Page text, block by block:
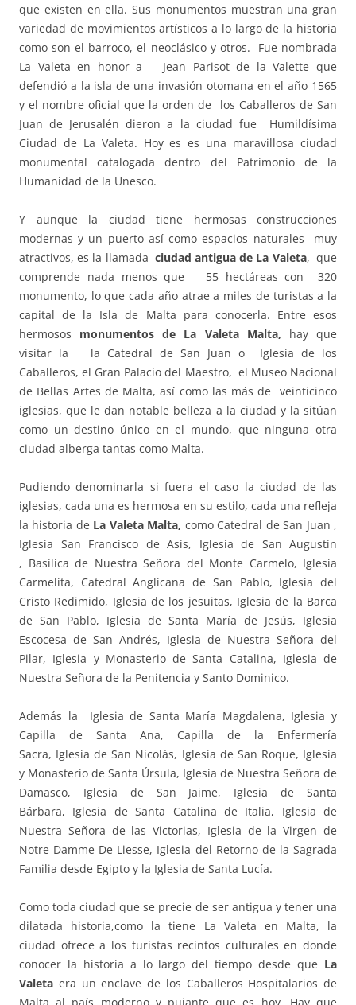
que existen en ella. Sus monumentos muestran una gran
variedad de movimientos artísticos a lo largo de la historia
como son el barroco, el neoclásico y otros. Fue nombrada
La Valeta en honor a Jean Parisot de la Valette que
defendió a la isla de una invasión otomana en el año 1565
y el nombre oficial que la orden de los Caballeros de San
Juan de Jerusalén dieron a la ciudad fue Humildísima
Ciudad de La Valeta. Hoy es es una maravillosa ciudad
monumental catalogada dentro del Patrimonio de la
Humanidad de la Unesco.
Y aunque la ciudad tiene hermosas construcciones
modernas y un puerto así como espacios naturales muy
atractivos, es la llamada ciudad antigua de La Valeta, que
comprende nada menos que 55 hectáreas con 320
monumento, lo que cada año atrae a miles de turistas a la
capital de la Isla de Malta para conocerla. Entre esos
hermosos monumentos de La Valeta Malta, hay que
visitar la la Catedral de San Juan o Iglesia de los
Caballeros, el Gran Palacio del Maestro, el Museo Nacional
de Bellas Artes de Malta, así como las más de veinticinco
iglesias, que le dan notable belleza a la ciudad y la sitúan
como un destino único en el mundo, que ninguna otra
ciudad alberga tantas como Malta.
Pudiendo denominarla si fuera el caso la ciudad de las
iglesias, cada una es hermosa en su estilo, cada una refleja
la historia de La Valeta Malta, como Catedral de San Juan ,
Iglesia San Francisco de Asís, Iglesia de San Augustín
, Basílica de Nuestra Señora del Monte Carmelo, Iglesia
Carmelita, Catedral Anglicana de San Pablo, Iglesia del
Cristo Redimido, Iglesia de los jesuitas, Iglesia de la Barca
de San Pablo, Iglesia de Santa María de Jesús, Iglesia
Escocesa de San Andrés, Iglesia de Nuestra Señora del
Pilar, Iglesia y Monasterio de Santa Catalina, Iglesia de
Nuestra Señora de la Penitencia y Santo Dominico.
Además la Iglesia de Santa María Magdalena, Iglesia y
Capilla de Santa Ana, Capilla de la Enfermería
Sacra, Iglesia de San Nicolás, Iglesia de San Roque, Iglesia
y Monasterio de Santa Úrsula, Iglesia de Nuestra Señora de
Damasco, Iglesia de San Jaime, Iglesia de Santa
Bárbara, Iglesia de Santa Catalina de Italia, Iglesia de
Nuestra Señora de las Victorias, Iglesia de la Virgen de
Notre Damme De Liesse, Iglesia del Retorno de la Sagrada
Familia desde Egipto y la Iglesia de Santa Lucía.
Como toda ciudad que se precie de ser antigua y tener una
dilatada historia,como la tiene La Valeta en Malta, la
ciudad ofrece a los turistas recintos culturales en donde
conocer la historia a lo largo del tiempo desde que La
Valeta era un enclave de los Caballeros Hospitalarios de